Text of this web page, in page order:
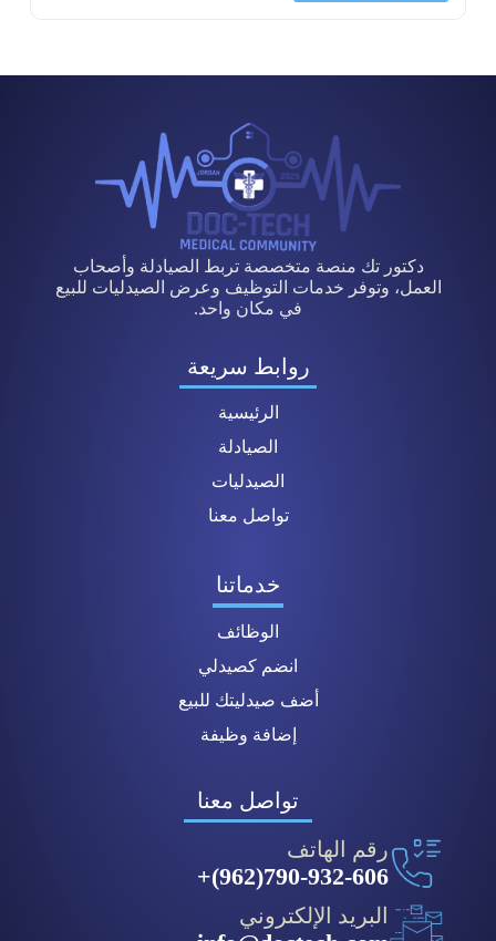
دكتور تك منصة متخصصة تربط الصيادلة وأصحاب
العمل، وتوفر خدمات التوظيف وعرض الصيدليات للبيع
في مكان واحد.
روابط سريعة
الرئيسية
الصيادلة
الصيدليات
تواصل معنا
خدماتنا
الوظائف
انضم كصيدلي
أضف صيدليتك للبيع
إضافة وظيفة
تواصل معنا
رقم الهاتف
790-932-606(962)+
البريد الإلكتروني